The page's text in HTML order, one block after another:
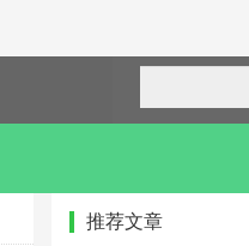
推荐文章